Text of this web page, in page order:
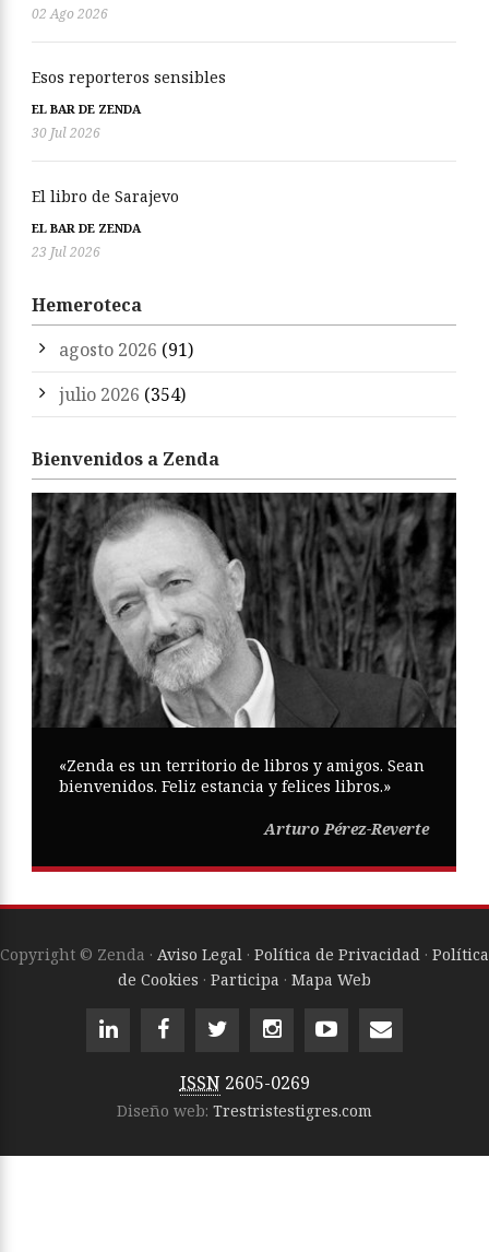
02 Ago 2026
Esos reporteros sensibles
EL BAR DE ZENDA
30 Jul 2026
El libro de Sarajevo
EL BAR DE ZENDA
23 Jul 2026
Hemeroteca
agosto 2026 (91)
julio 2026 (354)
Bienvenidos a Zenda
«Zenda es un territorio de libros y amigos. Sean
bienvenidos. Feliz estancia y felices libros.»
Arturo Pérez-Reverte
Copyright © Zenda · Aviso Legal · Política de Privacidad · Política
de Cookies · Participa · Mapa Web
ISSN 2605-0269
Diseño web: Trestristestigres.com